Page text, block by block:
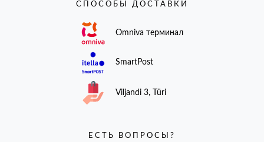
СПОСОБЫ ДОСТАВКИ
Omniva терминал
SmartPost
Viljandi 3, Türi
ЕСТЬ ВОПРОСЫ?